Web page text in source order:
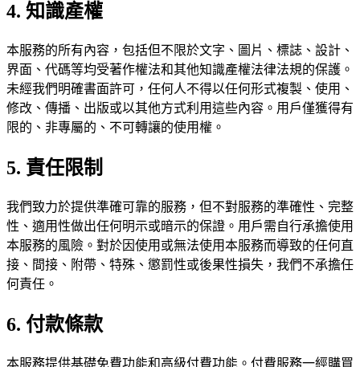
4. 知識產權
本服務的所有內容，包括但不限於文字、圖片、標誌、設計、
界面、代碼等均受著作權法和其他知識產權法律法規的保護。
未經我們明確書面許可，任何人不得以任何形式複製、使用、
修改、傳播、出版或以其他方式利用這些內容。用戶僅獲得有
限的、非專屬的、不可轉讓的使用權。
5. 責任限制
我們致力於提供準確可靠的服務，但不對服務的準確性、完整
性、適用性做出任何明示或暗示的保證。用戶需自行承擔使用
本服務的風險。對於因使用或無法使用本服務而導致的任何直
接、間接、附帶、特殊、懲罰性或後果性損失，我們不承擔任
何責任。
6. 付款條款
本服務提供基礎免費功能和高級付費功能。付費服務一經購買